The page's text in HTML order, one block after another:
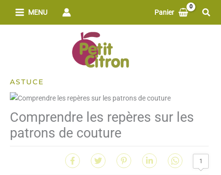
MENU Panier
ASTUCE
Comprendre les repères sur les
patrons de couture
1